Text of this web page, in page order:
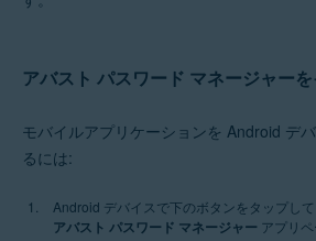
アバスト パスワード マネージャー
モバイルアプリケーションを Android デ
るには:
Android デバイスで下のボタンをタップし
アバスト パスワード マネージャー アプリペ